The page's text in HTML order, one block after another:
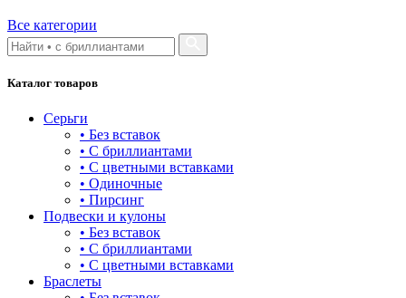
волк
гвоздь
деревья
длинные
для мам
драконы и змеи
другие религии
животный мир
жучки и букашки
Все категории
Каталог товаров
Серьги
• Без вставок
• С бриллиантами
• С цветными вставками
• Одиночные
• Пирсинг
Подвески и кулоны
• Без вставок
• С бриллиантами
• С цветными вставками
Браслеты